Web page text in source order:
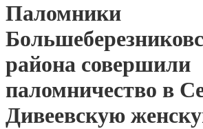
Паломники
района совершили
паломничество в
Дивеевскую